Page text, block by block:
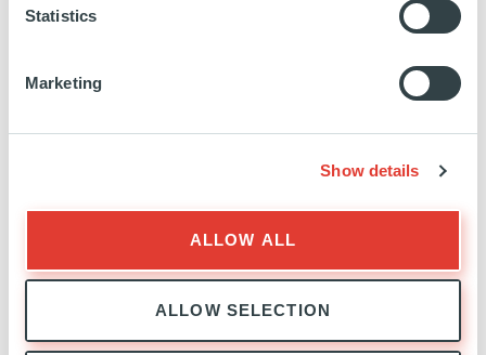
Statistics
Marketing
Show details
ALLOW ALL
ALLOW SELECTION
INVESTISSEMENT